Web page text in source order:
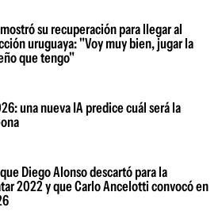
su recuperación para llegar al
uruguaya: "Voy muy bien, jugar la
que tengo"
una nueva IA predice cuál será la
Diego Alonso descartó para la
2022 y que Carlo Ancelotti convocó en